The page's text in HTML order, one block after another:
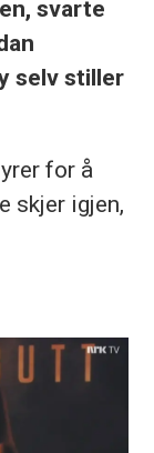
svarte
selv stiller
for å
skjer igjen,